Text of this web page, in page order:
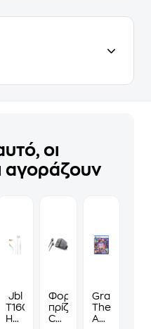
οι
αγοράζουν
Jbl
T160
Handsfree
Φορτιστής
πρίζας
Cellular
Grand
Theft
Auto